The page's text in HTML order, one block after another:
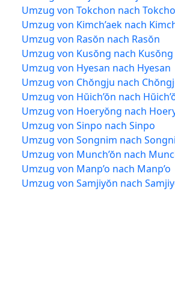
Umzug von Tokchon nach
Umzug von Kimch’aek nach
Umzug von Rasŏn nach Rasŏn
Umzug von Kusŏng nach Kusŏng
Umzug von Hyesan nach Hyesan
Umzug von Chŏngju nach
Umzug von Hŭich’ŏn nach
Umzug von Hoeryŏng nach
Umzug von Sinpo nach Sinpo
Umzug von Songnim nach
Umzug von Munch’ŏn nach
Umzug von Manp’o nach Manp’o
Umzug von Samjiyŏn nach